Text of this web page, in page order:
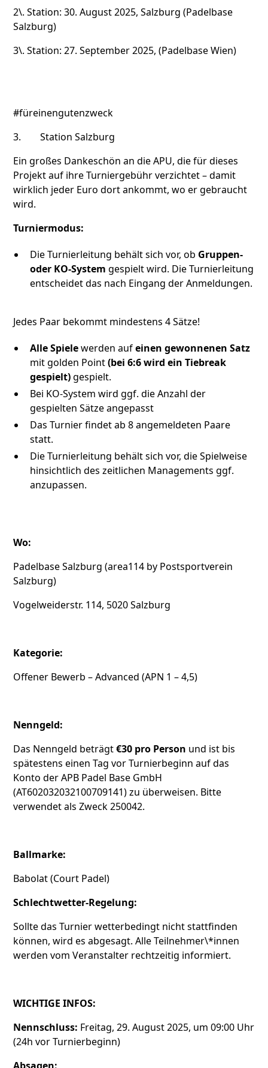
2\. Station: 30. August 2025, Salzburg (Padelbase
Salzburg)
3\. Station: 27. September 2025, (Padelbase Wien)
#füreinengutenzweck
3. Station Salzburg
Ein großes Dankeschön an die APU, die für dieses
Projekt auf ihre Turniergebühr verzichtet – damit
wirklich jeder Euro dort ankommt, wo er gebraucht
wird.
Turniermodus:
Die Turnierleitung behält sich vor, ob Gruppen-
oder KO-System gespielt wird. Die Turnierleitung
entscheidet das nach Eingang der Anmeldungen.
Jedes Paar bekommt mindestens 4 Sätze!
Alle Spielewerden aufeinen gewonnenen Satz
mit golden Point(bei 6:6 wird ein Tiebreak
gespielt)gespielt.
Bei KO-System wird ggf. die Anzahl der
gespielten Sätze angepasst
Das Turnier findet ab 8 angemeldeten Paare
statt.
Die Turnierleitung behält sich vor, die Spielweise
hinsichtlich des zeitlichen Managements ggf.
anzupassen.
Wo:
Padelbase Salzburg (area114 by Postsportverein
Salzburg)
Vogelweiderstr. 114, 5020 Salzburg
Kategorie:
Offener Bewerb – Advanced (APN 1 – 4,5)
Nenngeld:
Das Nenngeld beträgt€30 pro Person und ist bis
spätestens einen Tag vor Turnierbeginn auf das
Konto der APB Padel Base GmbH
(AT602032032100709141) zu überweisen. Bitte
verwendet als Zweck 250042.
Ballmarke:
Babolat (Court Padel)
Schlechtwetter-Regelung:
Sollte das Turnier wetterbedingt nicht stattfinden
können, wird es abgesagt. Alle Teilnehmer\*innen
werden vom Veranstalter rechtzeitig informiert.
WICHTIGE INFOS:
Nennschluss: Freitag, 29. August 2025, um 09:00 Uhr
(24h vor Turnierbeginn)